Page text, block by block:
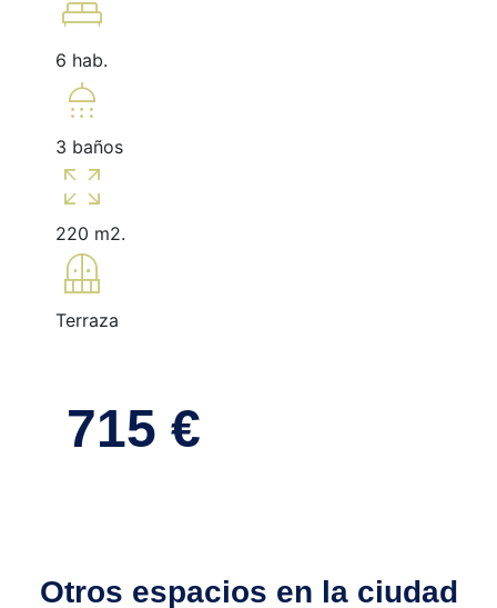
king_bed
6 hab.
shower
3 baños
zoom_out_map
220 m2.
balcony
Terraza
715 €
Otros espacios en la ciudad